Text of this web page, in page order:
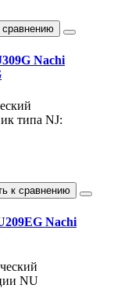
сравнению
Nachi
типа NJ:
к сравнению
Nachi
NU